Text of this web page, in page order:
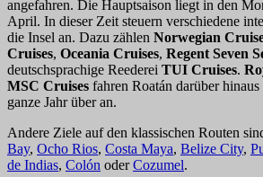
angefahren. Die Hauptsaison liegt in den
April. In dieser Zeit steuern verschiedene
die Insel an. Dazu zählen Norwegian
Cruises, Oceania Cruises, Regent Seven
deutschsprachige Reederei TUI Cruises.
MSC Cruises fahren Roatán darüber
ganze Jahr über an.
Andere Ziele auf den klassischen Routen
Bay, Ocho Rios, Costa Maya, Belize City,
de Indias, Colón oderCozumel.